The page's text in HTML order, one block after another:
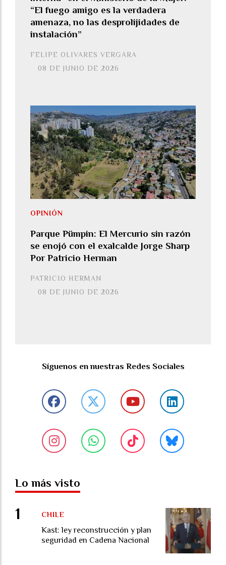
“El fuego amigo es la verdadera
amenaza, no las desprolijidades de
instalación”
FELIPE OLIVARES VERGARA
08 DE JUNIO DE 2026
Parque Pümpin: El Mercurio sin razón
se enojó con el exalcalde Jorge Sharp
Por Patricio Herman
PATRICIO HERMAN
OPINIÓN
08 DE JUNIO DE 2026
Síguenos en nuestras Redes Sociales
Lo más visto
Kast: ley reconstrucción y plan
seguridad en Cadena Nacional
CHILE